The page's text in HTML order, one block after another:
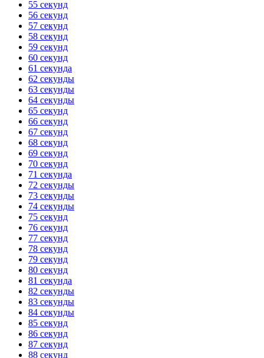
55 секунд
56 секунд
57 секунд
58 секунд
59 секунд
60 секунд
61 секунда
62 секунды
63 секунды
64 секунды
65 секунд
66 секунд
67 секунд
68 секунд
69 секунд
70 секунд
71 секунда
72 секунды
73 секунды
74 секунды
75 секунд
76 секунд
77 секунд
78 секунд
79 секунд
80 секунд
81 секунда
82 секунды
83 секунды
84 секунды
85 секунд
86 секунд
87 секунд
88 секунд